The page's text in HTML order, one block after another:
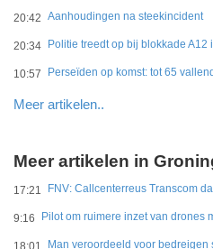
20:42 Aanhoudingen na steekincident
20:34 Politie treedt op bij blokkade A12
10:57 Perseïden op komst: tot 65
Meer artikelen..
Meer artikelen in
17:21
9:16 Pilot om ruimere inzet van drones
18:01 Man veroordeeld voor